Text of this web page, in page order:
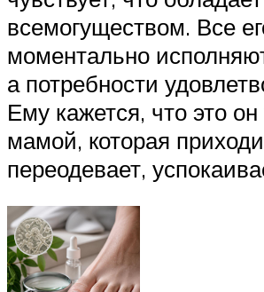
всемогуществом. Все
моментально
а потребности
Ему кажется, что это
мамой, которая
переодевает,